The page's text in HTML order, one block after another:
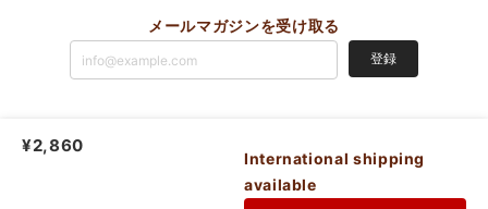
メールマガジンを受け取る
登録
Fumurovilla | 特定商取引法に基づく表記
¥2,860
International shipping
available
ショップに質問する